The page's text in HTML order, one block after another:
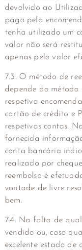
devolvido ao
pago pela
tenha utilizado um
valor não será
apenas pelo valor
7.3. O método de
depende do
respetiva
cartão de crédito e
respetivas contas.
fornecida
conta bancária
realizado por
reembolso é
vontade de livre
bem.
7.4. Na falta de
vendido ou, caso
excelente estado de